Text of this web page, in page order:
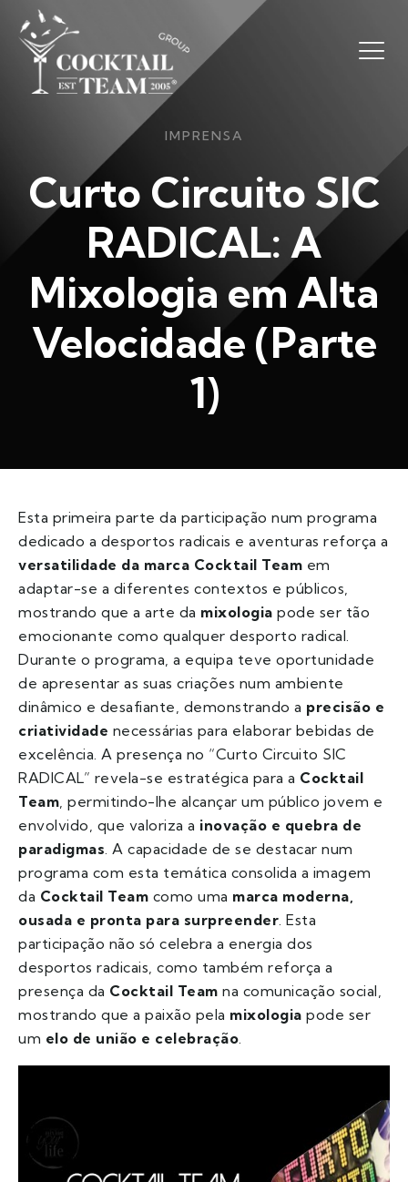
IMPRENSA
Curto Circuito SIC
RADICAL: A
Mixologia em Alta
Velocidade (Parte
1)
Esta primeira parte da participação num programa
dedicado a desportos radicais e aventuras reforça a
versatilidade da marca Cocktail Team em
adaptar-se a diferentes contextos e públicos,
mostrando que a arte da mixologia pode ser tão
emocionante como qualquer desporto radical.
Durante o programa, a equipa teve oportunidade
de apresentar as suas criações num ambiente
dinâmico e desafiante, demonstrando a precisão e
criatividade necessárias para elaborar bebidas de
excelência. A presença no “Curto Circuito SIC
RADICAL” revela-se estratégica para a Cocktail
Team, permitindo-lhe alcançar um público jovem e
envolvido, que valoriza a inovação e quebra de
paradigmas. A capacidade de se destacar num
programa com esta temática consolida a imagem
da Cocktail Team como uma marca moderna,
ousada e pronta para surpreender. Esta
participação não só celebra a energia dos
desportos radicais, como também reforça a
presença da Cocktail Team na comunicação social,
mostrando que a paixão pela mixologia pode ser
um elo de união e celebração.